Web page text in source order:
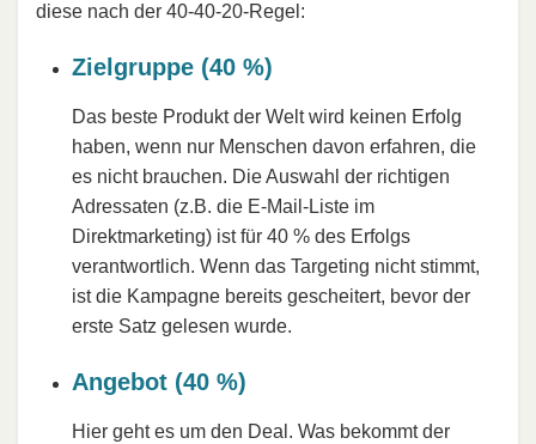
diese nach der 40-40-20-Regel:
Zielgruppe (40 %)
Das beste Produkt der Welt wird keinen Erfolg
haben, wenn nur Menschen davon erfahren, die
es nicht brauchen. Die Auswahl der richtigen
Adressaten (z.B. die E-Mail-Liste im
Direktmarketing) ist für 40 % des Erfolgs
verantwortlich. Wenn das Targeting nicht stimmt,
ist die Kampagne bereits gescheitert, bevor der
erste Satz gelesen wurde.
Angebot (40 %)
Hier geht es um den Deal. Was bekommt der